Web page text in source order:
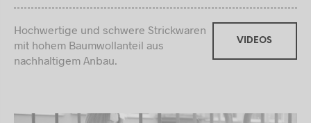
Hochwertige und schwere Strickwaren
mit hohem Baumwollanteil aus
nachhaltigem Anbau.
VIDEOS